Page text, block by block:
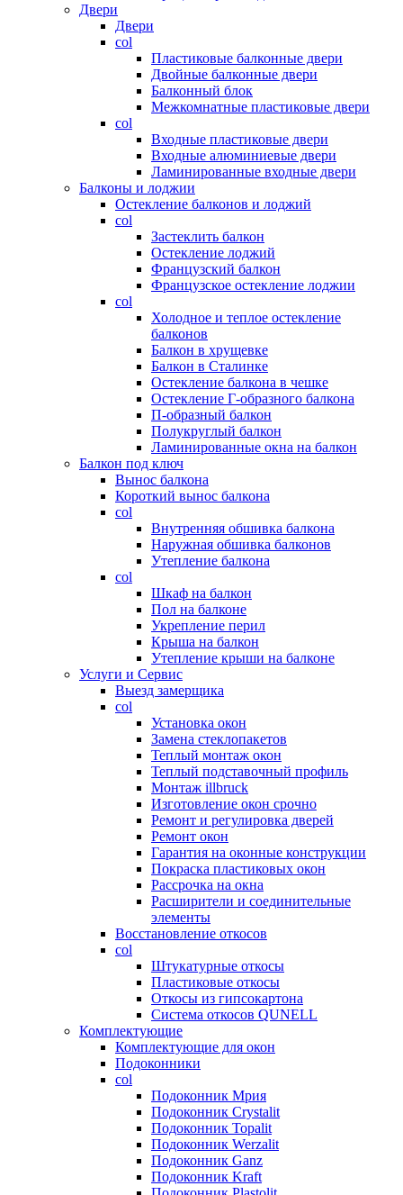
Двери
Двери
col
Пластиковые балконные двери
Двойные балконные двери
Балконный блок
Межкомнатные пластиковые двери
col
Входные пластиковые двери
Входные алюминиевые двери
Ламинированные входные двери
Балконы и лоджии
Остекление балконов и лоджий
col
Застеклить балкон
Остекление лоджий
Французский балкон
Французское остекление лоджии
col
Холодное и теплое остекление
балконов
Балкон в хрущевке
Балкон в Сталинке
Остекление балкона в чешке
Остекление Г-образного балкона
П-образный балкон
Полукруглый балкон
Ламинированные окна на балкон
Балкон под ключ
Вынос балкона
Короткий вынос балкона
col
Внутренняя обшивка балкона
Наружная обшивка балконов
Утепление балкона
col
Шкаф на балкон
Пол на балконе
Укрепление перил
Крыша на балкон
Утепление крыши на балконе
Услуги и Сервис
Выезд замерщика
col
Установка окон
Замена стеклопакетов
Теплый монтаж окон
Теплый подставочный профиль
Монтаж illbruck
Изготовление окон срочно
Ремонт и регулировка дверей
Ремонт окон
Гарантия на оконные конструкции
Покраска пластиковых окон
Рассрочка на окна
Расширители и соединительные
элементы
Восстановление откосов
col
Штукатурные откосы
Пластиковые откосы
Откосы из гипсокартона
Система откосов QUNELL
Комплектующие
Комплектующие для окон
Подоконники
col
Подоконник Мрия
Подоконник Crystalit
Подоконник Topalit
Подоконник Werzalit
Подоконник Ganz
Подоконник Kraft